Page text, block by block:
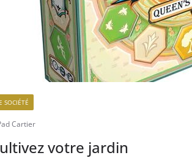
SOCIÉTÉ
Cartier
votre jardin